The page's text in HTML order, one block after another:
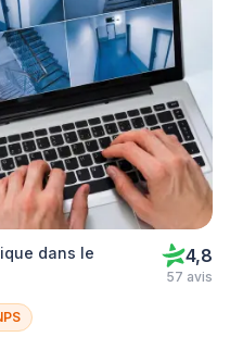
dans le
4,8
57 avis